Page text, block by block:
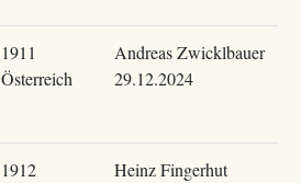
1911
Österreich
Andreas Zwicklbauer
29.12.2024
1912
Heinz Fingerhut